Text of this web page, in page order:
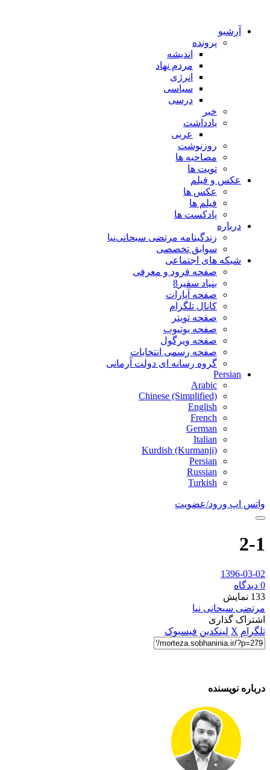
آرشیو
پرونده
اندیشه
مردم نهاد
انرژی
سیاسی
درسی
خبر
یادداشت
عربی
روزنوشت
مصاحبه ها
تویت ها
عکس و فیلم
عکس ها
فیلم ها
پادکست ها
درباره
زندگینامه مرتضی سبحانی‌نیا
سوابق تخصصی
شبکه های اجتماعی
صفحه فرود و معرفی
بنیاد سفیر8
صفحه آپارات
کانال تلگرام
صفحه تویتر
صفحه یوتیوب
صفحه ویرگول
صفحه رسمی انتخابات
گروه رسانه ای دولت آرمانی
Persian
Arabic
Chinese (Simplified)
English
French
German
Italian
Kurdish (Kurmanji)
Persian
Russian
Turkish
واتس اپ ورود/عضویت
2-1
1396-03-02
0 دیدگاه
133 نمایش
مرتضی سبحانی نیا
اشتراک گذاری
تلگرام X لینکدین فیسبوک
درباره نویسنده